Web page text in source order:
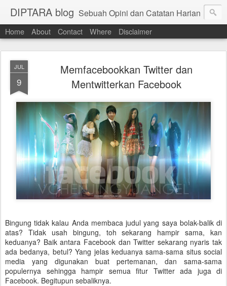
DIPTARA blog Sebuah Opini dan Catatan Harian
Home About Contact Where Disclaimer
JUL
9
Memfacebookkan Twitter dan
Mentwitterkan Facebook
Bingung tidak kalau Anda membaca judul yang saya bolak-balik di
atas? Tidak usah bingung, toh sekarang hampir sama, kan
keduanya? Baik antara Facebook dan Twitter sekarang nyaris tak
ada bedanya, betul? Yang jelas keduanya sama-sama situs social
media yang digunakan buat pertemanan, dan sama-sama
populernya sehingga hampir semua fitur Twitter ada juga di
Facebook. Begitupun sebaliknya.